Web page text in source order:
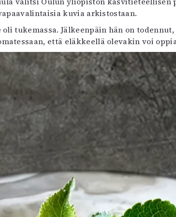
kuvia arkistostaan.
tukemassa. Jälkeenpäin hän on
että eläkkeellä olevakin voi